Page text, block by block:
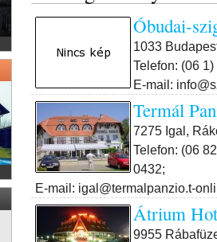
Óbudai-
1033
Telefon: (06
E-mail:
Termál
7275 Igal,
Telefon: (06
0432;
E-mail: igal@termalpanzio.t-
Átrium
9955